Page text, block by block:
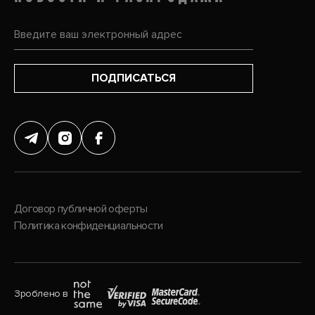
ПОДПИСАТЬСЯ
Договор публичной оферты
Политика конфиденциальности
Зроблено в